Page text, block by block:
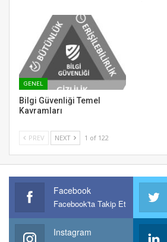
GENEL
Bilgi Güvenliği Temel
Kavramları
PREV NEXT 1 of 122
Facebook
Facebook'ta Takip Et
Instagram